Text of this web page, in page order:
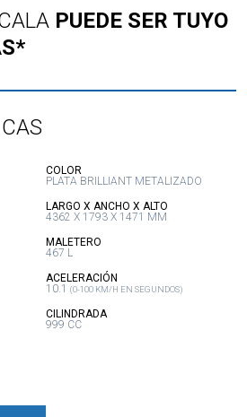
PUEDE SER TUYO
COLOR
PLATA BRILLIANT METALIZADO
LARGO X ANCHO X ALTO
4362 X 1793 X 1471 MM
MALETERO
467 L
ACELERACIÓN
10.1 (0-100 KM/H EN SEGUNDOS)
CILINDRADA:
999 CC